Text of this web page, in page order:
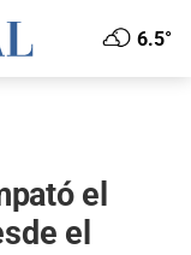
6.5°
el
el